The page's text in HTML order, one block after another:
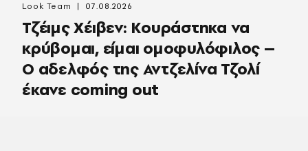
Τζέιμς Χέιβεν: Κουράστηκα να
κρύβομαι, είμαι ομοφυλόφιλος –
Ο αδελφός της Αντζελίνα Τζολί
έκανε coming out
Look Team 07.08.2026